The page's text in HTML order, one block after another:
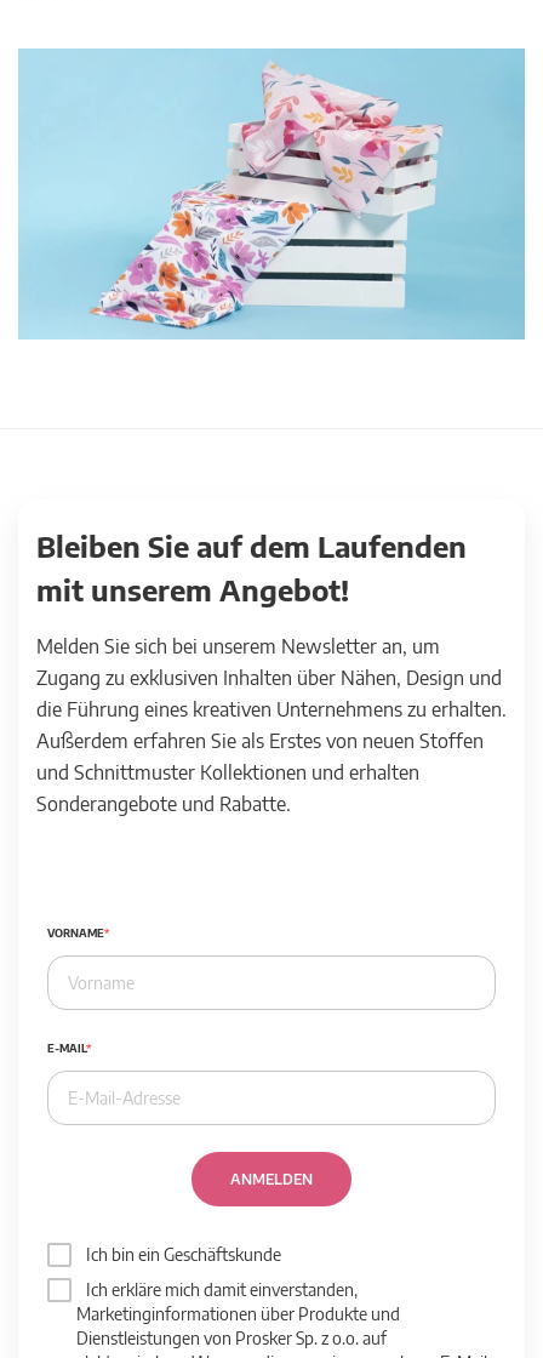
Bleiben Sie auf dem Laufenden
mit unserem Angebot!
Melden Sie sich bei unserem Newsletter an, um
Zugang zu exklusiven Inhalten über Nähen, Design und
die Führung eines kreativen Unternehmens zu erhalten.
Außerdem erfahren Sie als Erstes von neuen Stoffen
und Schnittmuster Kollektionen und erhalten
Sonderangebote und Rabatte.
VORNAME
E-MAIL
ANMELDEN
Ich bin ein Geschäftskunde
Ich erkläre mich damit einverstanden,
Marketinginformationen über Produkte und
Dienstleistungen von Prosker Sp. z o.o. auf